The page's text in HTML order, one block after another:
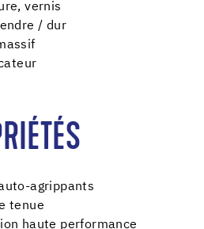
vernis
/ dur
agrippants
tenue
haute performance